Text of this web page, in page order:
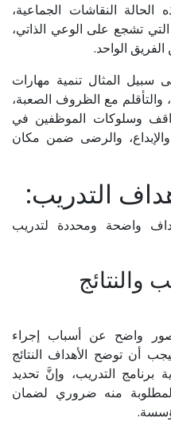
النقاشات الجماعية،
تشجع على الوعي الذاتي،
الواحد.
سبيل المثال تنمية مهارات
والتأقلم مع الظروف الصعبة،
وسلوكات الموظفين في
والرضى ضمن مكان
التدريب:
أهداف واضحة ومحددة لتدريب
والنتائج
واضح عن أسباب إجراء
أن توضح الأهداف النتائج
برنامج التدريب، وإنَّ تحديد
المطلوبة منه ضروري لضمان